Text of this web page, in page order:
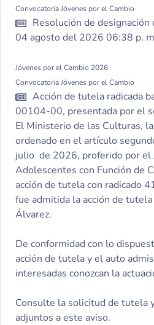
Convocatoria Jóvenes por el Cambio
Resolución de designación
04 agosto del 2026 06:38 p.
Jóvenes por el Cambio 2026
Convocatoria Jóvenes por el Cambio
Acción de tutela radicada
00104-00, presentada por el
El Ministerio de las Culturas,
ordenado en el artículo
julio de 2026, proferido por el
Adolescentes con Función de
acción de tutela con
fue admitida la acción de
Álvarez.
De conformidad con lo
acción de tutela y el auto
interesadas conozcan la
Consulte la solicitud de tutela
adjuntos a este aviso.